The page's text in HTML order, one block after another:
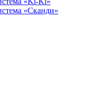
«Сканди»